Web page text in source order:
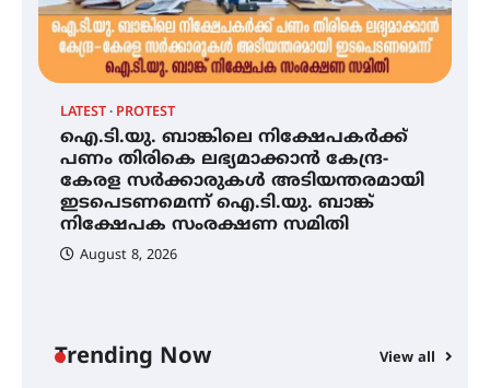
LATEST PROTEST
ഐ.ടി.യു. ബാങ്കിലെ നിക്ഷേപകർക്ക്
പണം തിരികെ ലഭ്യമാക്കാൻ കേന്ദ്ര-
കേരള സർക്കാരുകൾ അടിയന്തരമായി
ഇടപെടണമെന്ന് ഐ.ടി.യു. ബാങ്ക്
നിക്ഷേപക സംരക്ഷണ സമിതി
August 8, 2026
Trending Now View all
ട്യുണീഷ്യൻ ചിത്രം ” ദി വോയിസ്
ഓഫ് ഹിന്ദ് റജബ് ” ഇരിങ്ങാലക്കുട
ഫിലിം സൊസൈറ്റി ആഗസ്റ്റ് 7
സെന്റ് ജോസഫ്സ് കോളജ്
കോമേഴ്‌സ് അസോസിയേഷന്
തുടക്കമായി
ഇടപെടണമെന്ന് ഐ.ടി.യു. ബാങ്ക്
നിക്ഷേപക സംരക്ഷണ സമിതി